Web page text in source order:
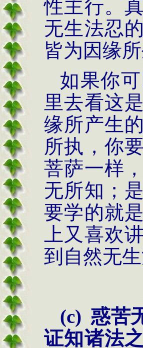
性主行。
无生法忍
皆为因缘所
如果你
里去看这
缘所产生
所执，你
菩萨一样
无所知；
要学的就
上又喜欢
到自然无生
(c) 惑苦
证知诸法